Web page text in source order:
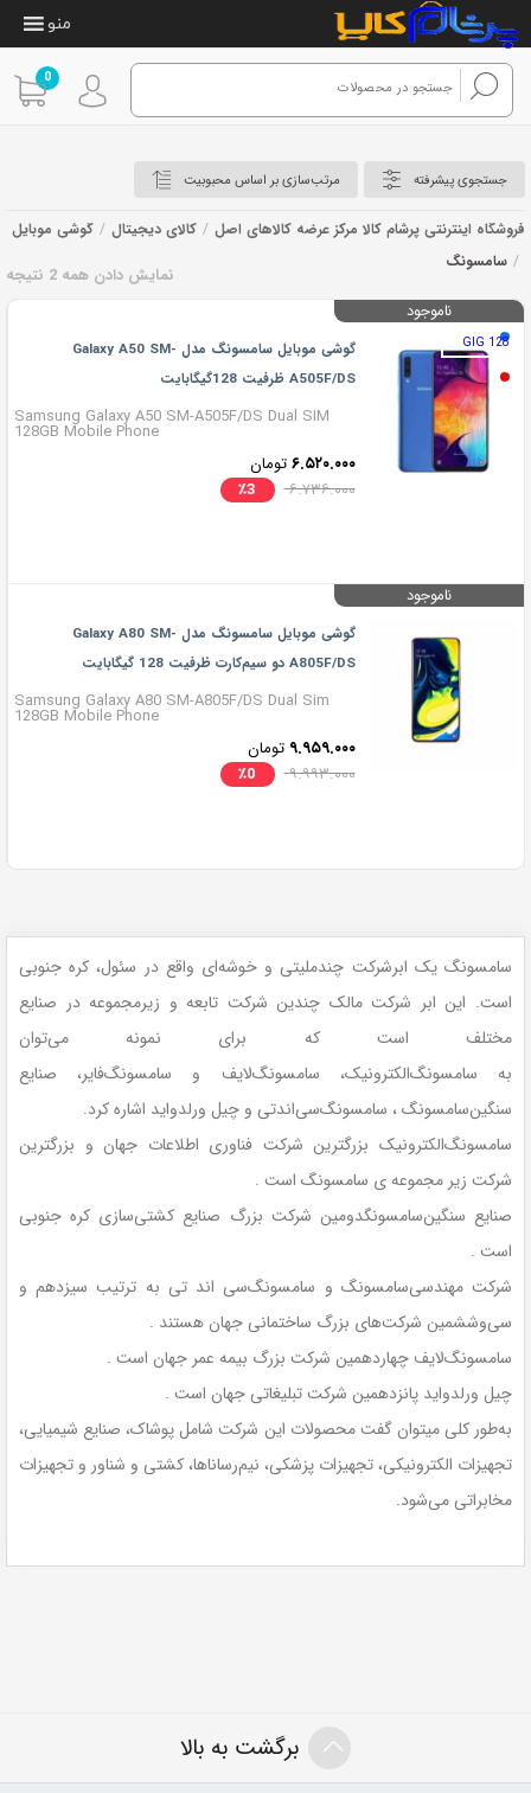
0
منو
جستجوی پیشرفته مرتب‌سازی بر اساس محبوبیت
فروشگاه اینترنتی پرشام کالا مرکز عرضه کالاهای اصل / کالای دیجیتال / گوشی موبایل
/ سامسونگ
سامسونگ
نمایش دادن همه 2 نتیجه
ناموجود
گوشی موبایل سامسونگ مدل Galaxy A50 SM-
A505F/DS ظرفیت 128گیگابایت
Samsung Galaxy A50 SM-A505F/DS Dual SIM
128GB Mobile Phone
۶.۵۲۰.۰۰۰ تومان
٪3 ۶.۷۳۶.۰۰۰
128 GIG
ناموجود
گوشی موبایل سامسونگ مدل Galaxy A80 SM-
A805F/DS دو سیم‌کارت ظرفیت 128 گیگابایت
Samsung Galaxy A80 SM-A805F/DS Dual Sim
128GB Mobile Phone
۹.۹۵۹.۰۰۰ تومان
٪0 ۹.۹۹۳.۰۰۰
سامسونگ یک ابرشرکت چندملیتی و خوشه‌ای واقع در سئول، کره جنوبی
است. این ابر شرکت مالک چندین شرکت تابعه و زیرمجموعه در صنایع
مختلف است که برای نمونه می‌توان
به سامسونگ‌الکترونیک، سامسونگ‌لایف و سامسونگ‌فایر، صنایع
سنگین‌سامسونگ ، سامسونگ‌سی‌اندتی و چیل ورلدواید اشاره کرد.
سامسونگ‌الکترونیک بزرگترین شرکت فناوری اطلاعات جهان و بزرگترین
شرکت زیر مجموعه ی سامسونگ است .
صنایع سنگین‌سامسونگدومین شرکت بزرگ صنایع کشتی‌سازی کره جنوبی
است .
شرکت مهندسی‌سامسونگ و سامسونگ‌سی اند تی به ترتیب سیزدهم و
سی‌وششمین شرکت‌های بزرگ ساختمانی جهان هستند .
سامسونگ‌لایف چهاردهمین شرکت بزرگ بیمه عمر جهان است .
چیل ورلدواید پانزدهمین شرکت تبلیغاتی جهان است .
به‌طور کلی میتوان گفت محصولات این شرکت شامل پوشاک، صنایع شیمیایی،
تجهیزات الکترونیکی، تجهیزات پزشکی، نیم‌رساناها، کشتی و شناور و تجهیزات
مخابراتی می‌شود.
برگشت به بالا